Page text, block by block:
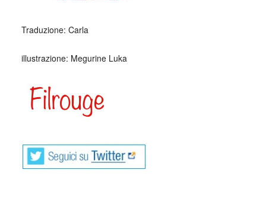
Traduzione: Carla
illustrazione: Megurine Luka